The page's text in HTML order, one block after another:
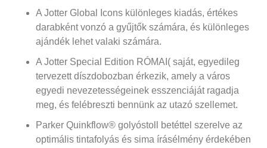
A Jotter Global Icons különleges kiadás, értékes
darabként vonzó a gyűjtők számára, és különleges
ajándék lehet valaki számára.
A Jotter Special Edition RÓMAI( saját, egyedileg
tervezett díszdobozban érkezik, amely a város
egyedi nevezetességeinek esszenciáját ragadja
meg, és felébreszti bennünk az utazó szellemet.
Parker Quinkflow® golyóstoll betéttel szerelve az
optimális tintafolyás és sima írásélmény érdekében